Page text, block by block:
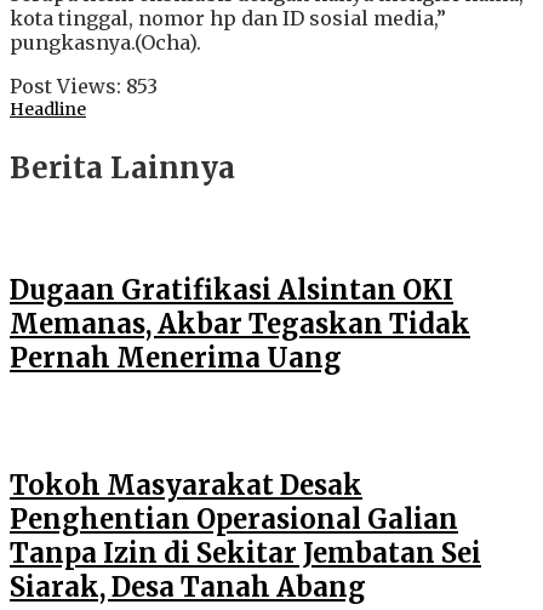
kota tinggal, nomor hp dan ID sosial media,”
pungkasnya.(Ocha).
Post Views: 853
Headline
Berita Lainnya
Dugaan Gratifikasi Alsintan OKI
Memanas, Akbar Tegaskan Tidak
Pernah Menerima Uang
Tokoh Masyarakat Desak
Penghentian Operasional Galian
Tanpa Izin di Sekitar Jembatan Sei
Siarak, Desa Tanah Abang